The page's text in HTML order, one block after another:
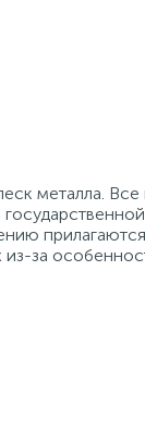
металла.
из-за